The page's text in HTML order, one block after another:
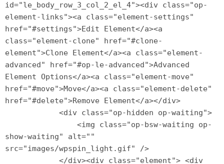
id="le_body_row_3_col_2_el_4"><div class="op-
element-links"><a class="element-settings"
href="#settings">Edit Element</a><a
class="element-clone" href="#clone-
element">Clone Element</a><a class="element-
advanced" href="#op-le-advanced">Advanced
Element Options</a><a class="element-move"
href="#move">Move</a><a class="element-delete"
href="#delete">Remove Element</a></div>
show-waiting" alt=""
src="images/wpspin_light.gif" />